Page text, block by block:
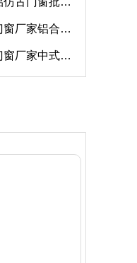
安徽仿古门窗厂家铝合金仿古门窗批发 免费设计出货快
六安仿古门窗厂家中式仿古门窗制作 6000平米源头厂家